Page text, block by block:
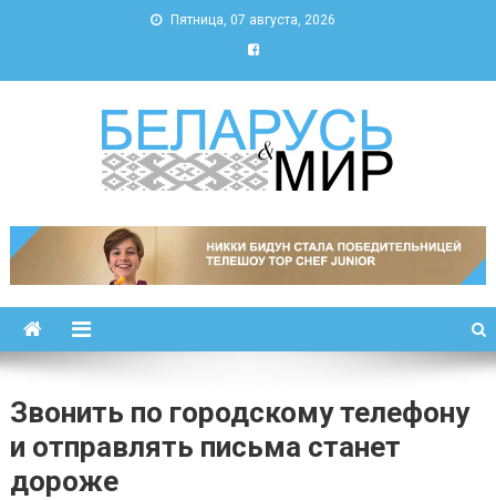
Пятница, 07 августа, 2026
Беларусь и мир
Звонить по городскому телефону
и отправлять письма станет
дороже